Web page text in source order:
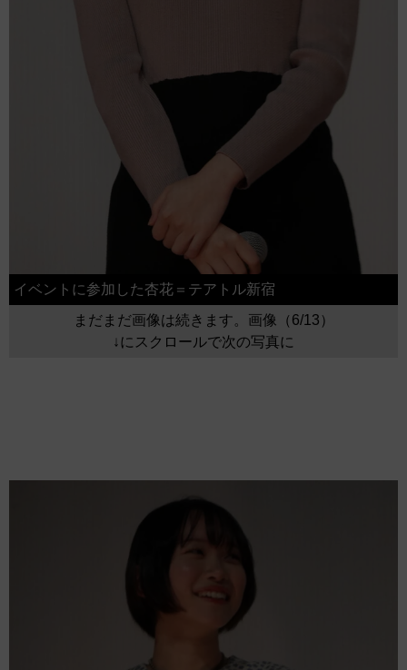
イベントに参加した杏花＝テアトル新宿
まだまだ画像は続きます。画像（6/13）
↓にスクロールで次の写真に